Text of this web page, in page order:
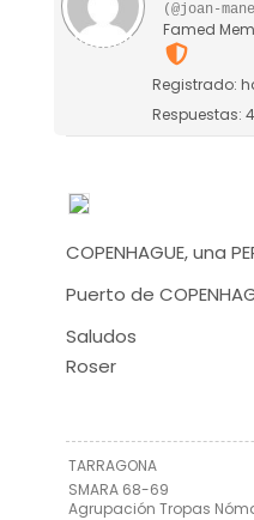
(@joan-
Famed
Registrado:
Respuestas:
COPENHAGUE, una
Puerto de
Saludos
Roser
TARRAGONA
SMARA 68-69
Agrupación Tropas